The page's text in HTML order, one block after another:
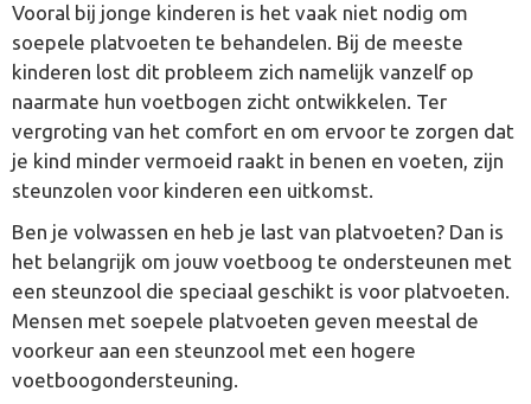
Vooral bij jonge kinderen is het vaak niet nodig om
soepele platvoeten te behandelen. Bij de meeste
kinderen lost dit probleem zich namelijk vanzelf op
naarmate hun voetbogen zicht ontwikkelen. Ter
vergroting van het comfort en om ervoor te zorgen dat
je kind minder vermoeid raakt in benen en voeten, zijn
steunzolen voor kinderen een uitkomst.
Ben je volwassen en heb je last van platvoeten? Dan is
het belangrijk om jouw voetboog te ondersteunen met
een steunzool die speciaal geschikt is voor platvoeten.
Mensen met soepele platvoeten geven meestal de
voorkeur aan een steunzool met een hogere
voetboogondersteuning.